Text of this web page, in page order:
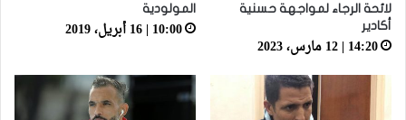
لائحة الرجاء لمواجهة حسنية
أكادير
14:20 | 12 مارس، 2023
المولودية
10:00 | 16 أبريل، 2019